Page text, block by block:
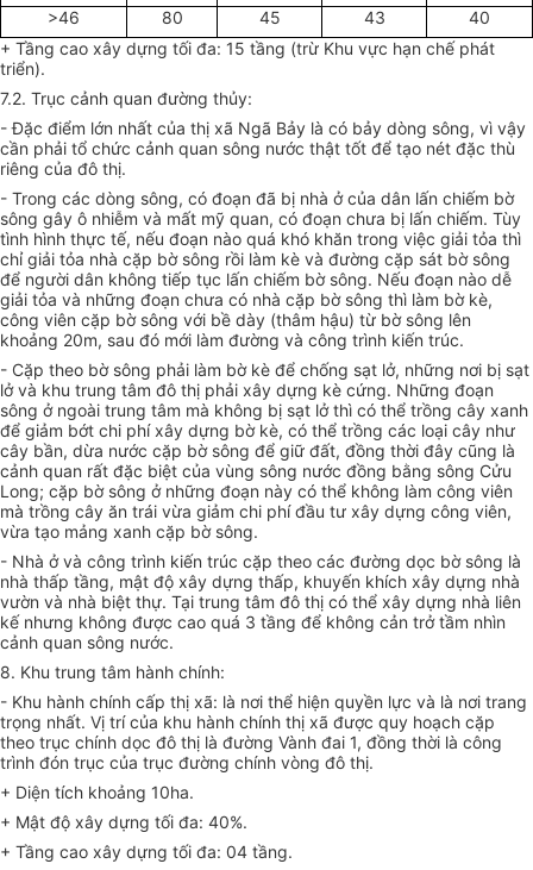
>46
80 45 43
40
+ Tầng cao xây dựng tối đa: 15 tầng (trừ Khu vực hạn chế phát
triển).
7.2. Trục cảnh quan đường thủy:
- Đặc điểm lớn nhất của thị xã Ngã Bảy là có bảy dòng sông, vì vậy
cần phải tổ chức cảnh quan sông nước thật tốt để tạo nét đặc thù
riêng của đô thị.
- Trong các dòng sông, có đoạn đã bị nhà ở của dân lấn chiếm bờ
sông gây ô nhiễm và mất mỹ quan, có đoạn chưa bị lấn chiếm. Tùy
tình hình thực tế, nếu đoạn nào quá khó khăn trong việc giải tỏa thì
chỉ giải tỏa nhà cặp bờ sông rồi làm kè và đường cặp sát bờ sông
để người dân không tiếp tục lấn chiếm bờ sông. Nếu đoạn nào dễ
giải tỏa và những đoạn chưa có nhà cặp bờ sông thì làm bờ kè,
công viên cặp bờ sông với bề dày (thâm hậu) từ bờ sông lên
khoảng 20m, sau đó mới làm đường và công trình kiến trúc.
- Cặp theo bờ sông phải làm bờ kè để chống sạt lở, những nơi bị sạt
lở và khu trung tâm đô thị phải xây dựng kè cứng. Những đoạn
sông ở ngoài trung tâm mà không bị sạt lở thì có thể trồng cây xanh
để giảm bớt chi phí xây dựng bờ kè, có thể trồng các loại cây như
cây bần, dừa nước cặp bờ sông để giữ đất, đồng thời đây cũng là
cảnh quan rất đặc biệt của vùng sông nước đồng bằng sông Cửu
Long; cặp bờ sông ở những đoạn này có thể không làm công viên
mà trồng cây ăn trái vừa giảm chi phí đầu tư xây dựng công viên,
vừa tạo mảng xanh cặp bờ sông.
- Nhà ở và công trình kiến trúc cặp theo các đường dọc bờ sông là
nhà thấp tầng, mật độ xây dựng thấp, khuyến khích xây dựng nhà
vườn và nhà biệt thự. Tại trung tâm đô thị có thể xây dựng nhà liên
kế nhưng không được cao quá 3 tầng để không cản trở tầm nhìn
cảnh quan sông nước.
8. Khu trung tâm hành chính:
- Khu hành chính cấp thị xã: là nơi thể hiện quyền lực và là nơi trang
trọng nhất. Vị trí của khu hành chính thị xã được quy hoạch cặp
theo trục chính dọc đô thị là đường Vành đai 1, đồng thời là công
trình đón trục của trục đường chính vòng đô thị.
+ Diện tích khoảng 10ha.
+ Mật độ xây dựng tối đa: 40%.
+ Tầng cao xây dựng tối đa: 04 tầng.